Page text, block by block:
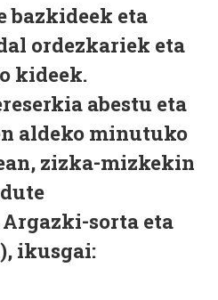
bazkideek eta
ordezkariek eta
kideek.
abestu eta
aldeko minutuko
zizka-mizkekin
sorta eta
ikusgai: